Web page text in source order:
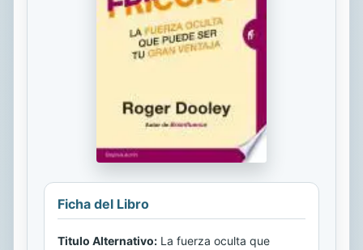
Ficha del Libro
Titulo Alternativo: La fuerza oculta que